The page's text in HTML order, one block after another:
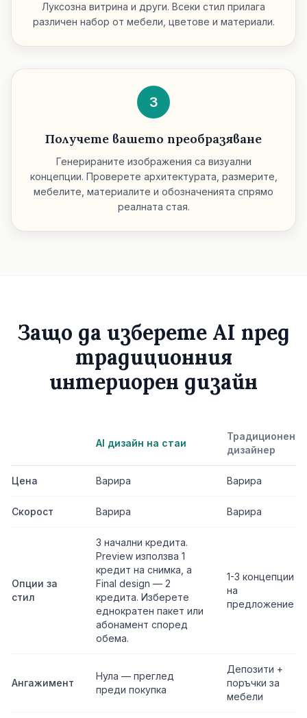
Луксозна витрина и други. Всеки стил прилага
различен набор от мебели, цветове и материали.
3
Получете вашето преобразяване
Генерираните изображения са визуални
концепции. Проверете архитектурата, размерите,
мебелите, материалите и обозначенията спрямо
реалната стая.
Защо да изберете AI пред
традиционния
интериорен дизайн
AI дизайн на стаи
Традиционен
дизайнер
Цена Варира Варира
Скорост Варира Варира
Опции за
стил
3 начални кредита.
Preview използва 1
кредит на снимка, а
Final design — 2
кредита. Изберете
еднократен пакет или
абонамент според
обема.
1-3 концепции
на
предложение
Ангажимент
Нула — преглед
преди покупка
Депозити +
поръчки за
мебели